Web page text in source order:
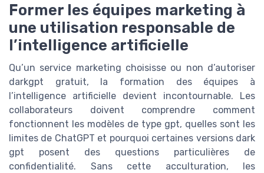
Former les équipes marketing à
une utilisation responsable de
l’intelligence artificielle
Qu’un service marketing choisisse ou non d’autoriser
darkgpt gratuit, la formation des équipes à
l’intelligence artificielle devient incontournable. Les
collaborateurs doivent comprendre comment
fonctionnent les modèles de type gpt, quelles sont les
limites de ChatGPT et pourquoi certaines versions dark
gpt posent des questions particulières de
confidentialité. Sans cette acculturation, les